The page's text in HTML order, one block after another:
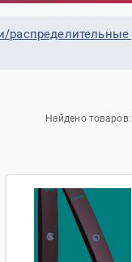
распределительные
Найдено